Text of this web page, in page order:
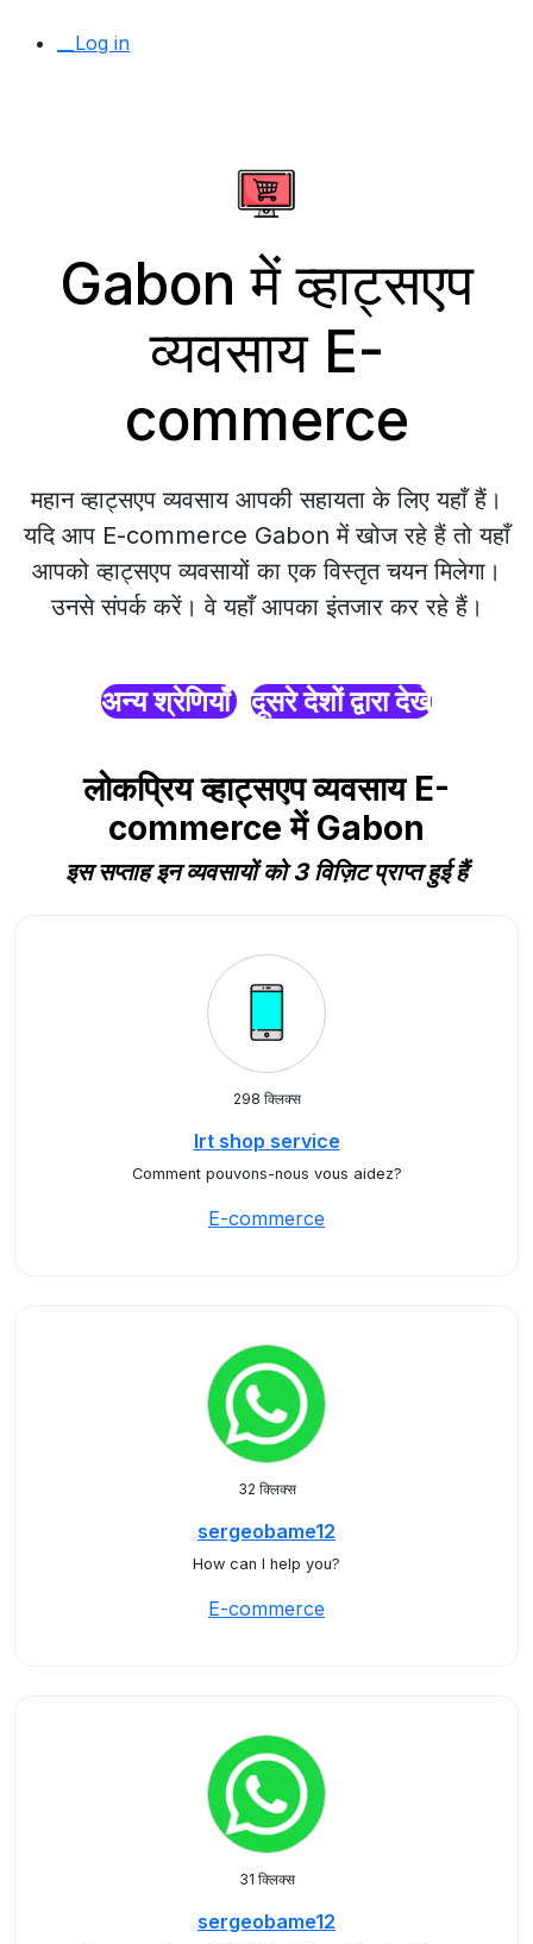
__Log in
Gabon में व्हाट्सएप
व्यवसाय E-
commerce
महान व्हाट्सएप व्यवसाय आपकी सहायता के लिए यहाँ हैं।
यदि आप E-commerce Gabon में खोज रहे हैं तो यहाँ
आपको व्हाट्सएप व्यवसायों का एक विस्तृत चयन मिलेगा।
उनसे संपर्क करें। वे यहाँ आपका इंतजार कर रहे हैं।
अन्य श्रेणियाँ दूसरे देशों द्वारा देखें
लोकप्रिय व्हाट्सएप व्यवसाय E-
commerce में Gabon
इस सप्ताह इन व्यवसायों को 3 विज़िट प्राप्त हुई हैं
298 क्लिक्स
Irt shop service
Comment pouvons-nous vous aidez?
E-commerce
32 क्लिक्स
sergeobame12
How can I help you?
E-commerce
31 क्लिक्स
sergeobame12